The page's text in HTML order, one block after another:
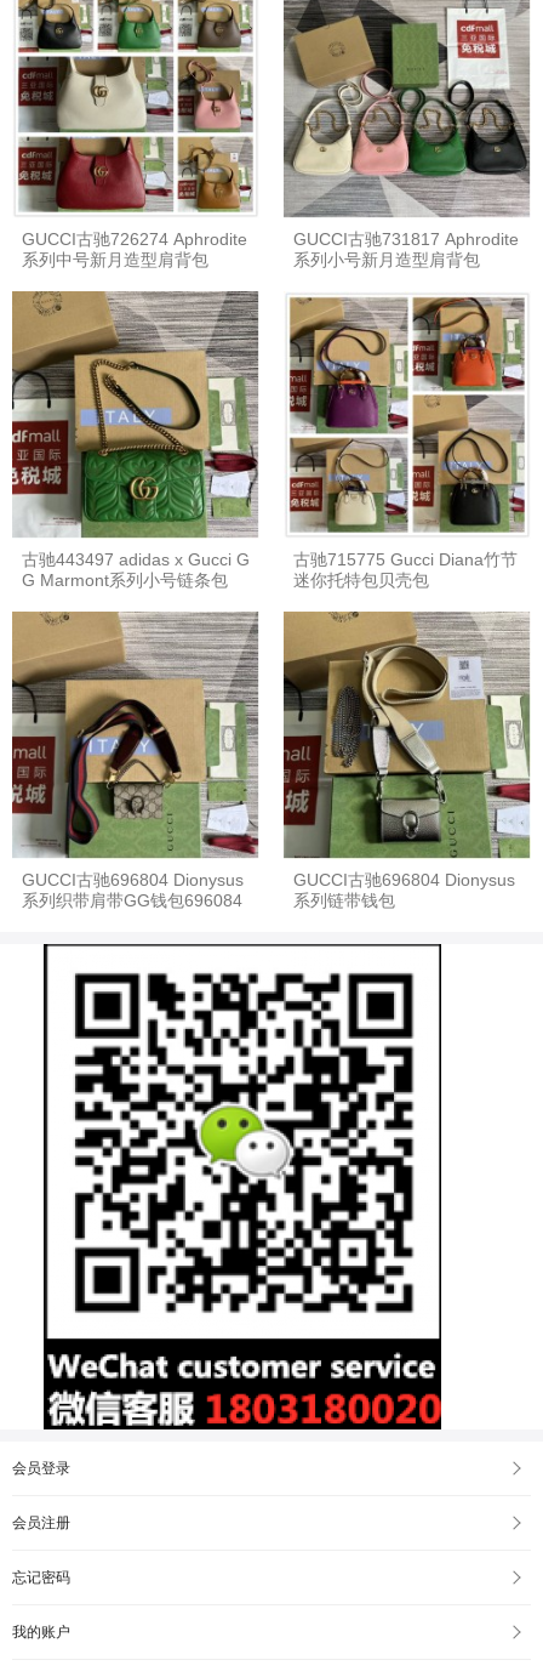
GUCCI古驰726274 Aphrodite
系列中号新月造型肩背包
GUCCI古驰731817 Aphrodite
系列小号新月造型肩背包
古驰443497 adidas x Gucci G
G Marmont系列小号链条包
古驰715775 Gucci Diana竹节
迷你托特包贝壳包
GUCCI古驰696804 Dionysus
系列织带肩带GG钱包696084
GUCCI古驰696804 Dionysus
系列链带钱包
会员登录
会员注册
忘记密码
我的账户